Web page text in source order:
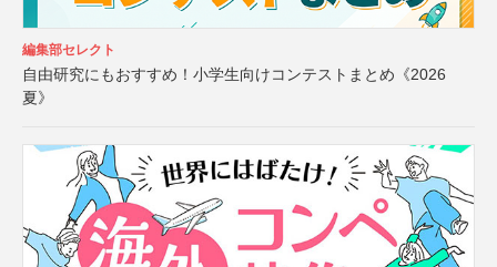
編集部セレクト
自由研究にもおすすめ！小学生向けコンテストまとめ《2026
夏》